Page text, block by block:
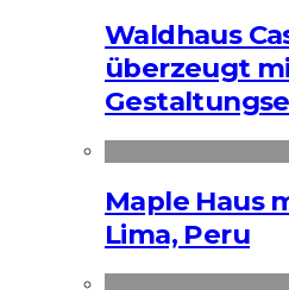
Waldhaus
überzeugt
Maple Haus
Lima, Peru